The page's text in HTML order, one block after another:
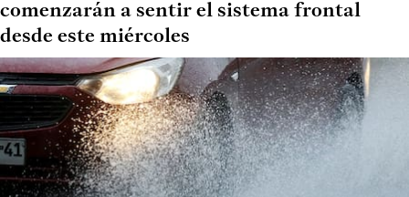
comenzarán a sentir el sistema frontal
desde este miércoles